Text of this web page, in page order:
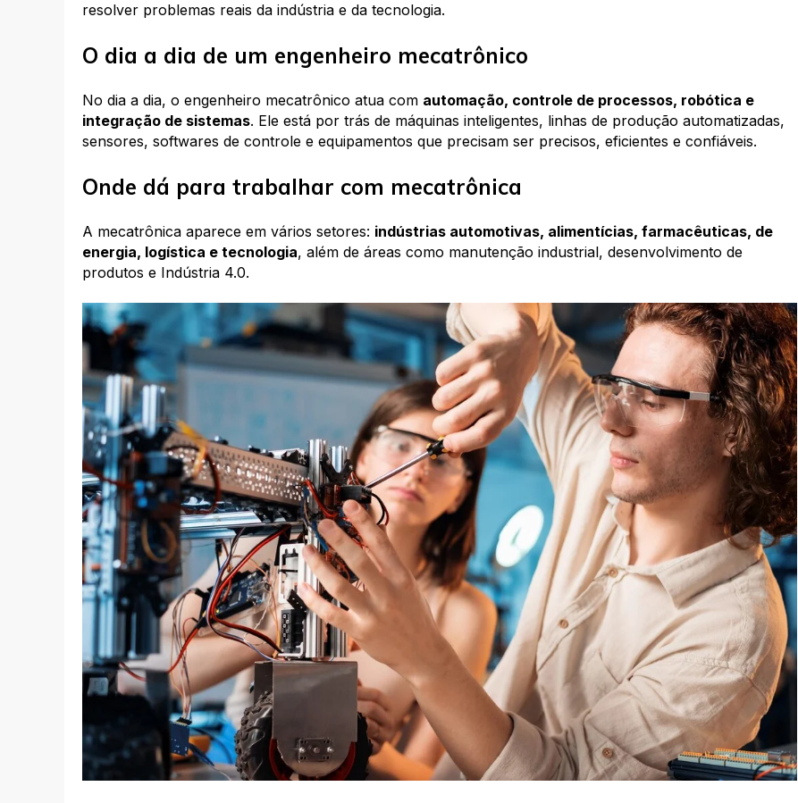
resolver problemas reais da indústria e da tecnologia.
O dia a dia de um engenheiro mecatrônico
No dia a dia, o engenheiro mecatrônico atua com automação, controle de processos, robótica e
integração de sistemas. Ele está por trás de máquinas inteligentes, linhas de produção automatizadas,
sensores, softwares de controle e equipamentos que precisam ser precisos, eficientes e confiáveis.
Onde dá para trabalhar com mecatrônica
A mecatrônica aparece em vários setores: indústrias automotivas, alimentícias, farmacêuticas, de
energia, logística e tecnologia, além de áreas como manutenção industrial, desenvolvimento de
produtos e Indústria 4.0.